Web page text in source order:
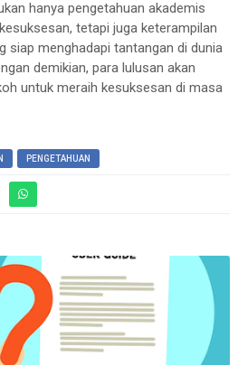
hanya pengetahuan akademis
tetapi juga keterampilan
siap menghadapi tantangan di dunia
demikian, para lulusan akan
untuk meraih kesuksesan di masa
PENGETAHUAN